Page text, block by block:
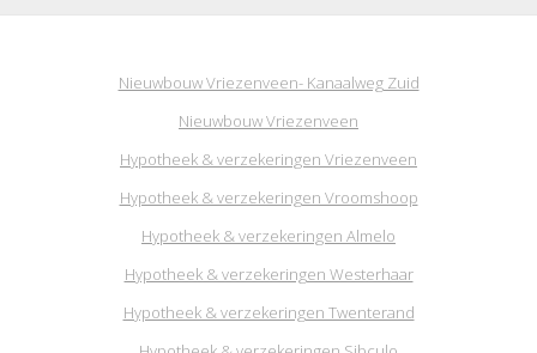
Nieuwbouw Vriezenveen- Kanaalweg Zuid
Nieuwbouw Vriezenveen
Hypotheek & verzekeringen Vriezenveen
Hypotheek & verzekeringen Vroomshoop
Hypotheek & verzekeringen Almelo
Hypotheek & verzekeringen Westerhaar
Hypotheek & verzekeringen Twenterand